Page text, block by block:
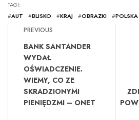
TAGI:
#AUT #BLISKO #KRAJ #OBRAZKI #POLSKA
PREVIOUS
BANK SANTANDER
WYDAŁ
OŚWIADCZENIE.
WIEMY, CO ZE
SKRADZIONYMI
PIENIĘDZMI – ONET